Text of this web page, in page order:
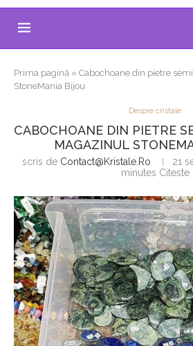
Prima pagină » Cabochoane din pietre
StoneMania Bijou
Despre cristale
CABOCHOANE DIN PIETRE
MAGAZINUL
scris de Contact@kristale.ro 21
minutes Citeste